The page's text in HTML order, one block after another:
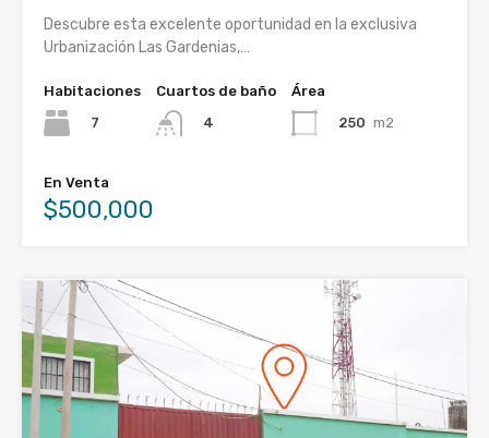
Descubre esta excelente oportunidad en la exclusiva
Urbanización Las Gardenias,…
Habitaciones
7
Cuartos de baño
4
Área
250 m2
En Venta
$500,000